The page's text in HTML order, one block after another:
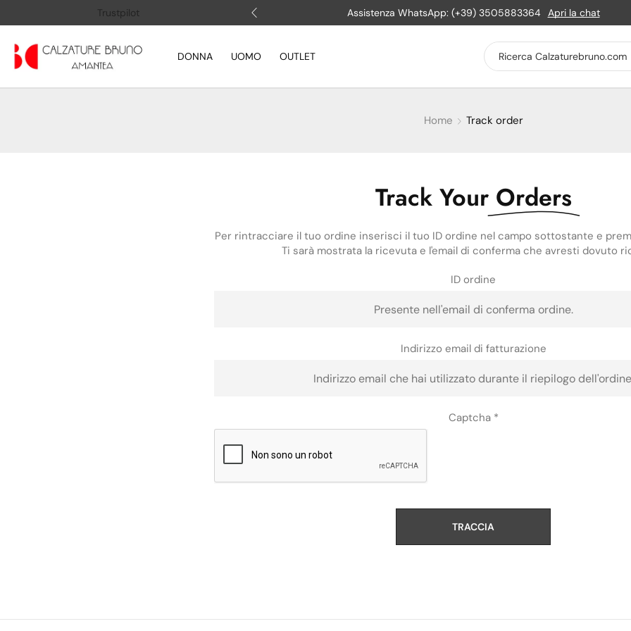
Trustpilot
Apri la chat Assistenza WhatsApp: (+39) 3505883364 Apri la chat
DONNA UOMO OUTLET
Home Track order
Track Your Orders
Per rintracciare il tuo ordine inserisci il tuo ID ordine nel campo sottostante e
Ti sarà mostrata la ricevuta e l'email di conferma che avresti dovuto
ID ordine
Indirizzo email di fatturazione
Captcha *
TRACCIA